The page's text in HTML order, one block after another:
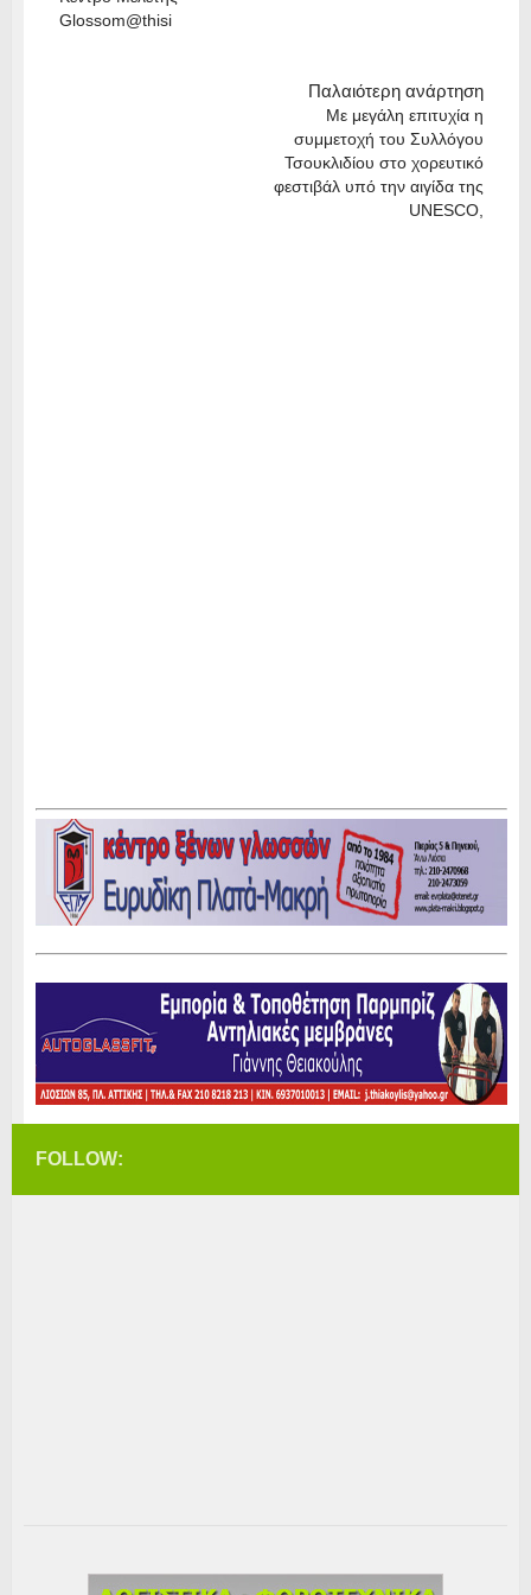
Glossom@thisi
Παλαιότερη ανάρτηση
Με μεγάλη επιτυχία η
συμμετοχή του Συλλόγου
Τσουκλιδίου στο χορευτικό
φεστιβάλ υπό την αιγίδα της
UNESCO,
FOLLOW: